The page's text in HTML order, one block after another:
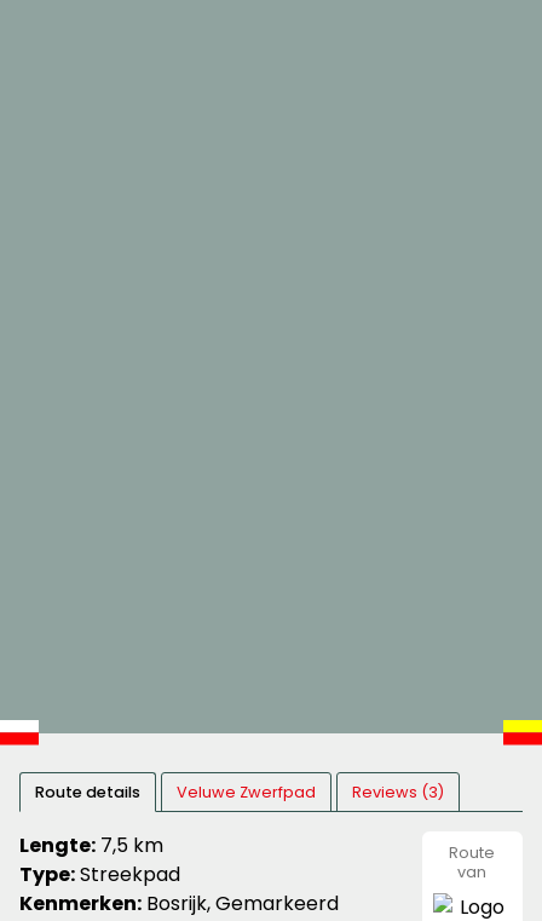
Route details Veluwe Zwerfpad Reviews (3)
Lengte: 7,5 km
Type:Streekpad
Kenmerken: Bosrijk, Gemarkeerd
Route
van